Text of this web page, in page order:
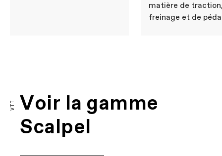
matière de
freinage et de
VTT Voir la gamme
Scalpel